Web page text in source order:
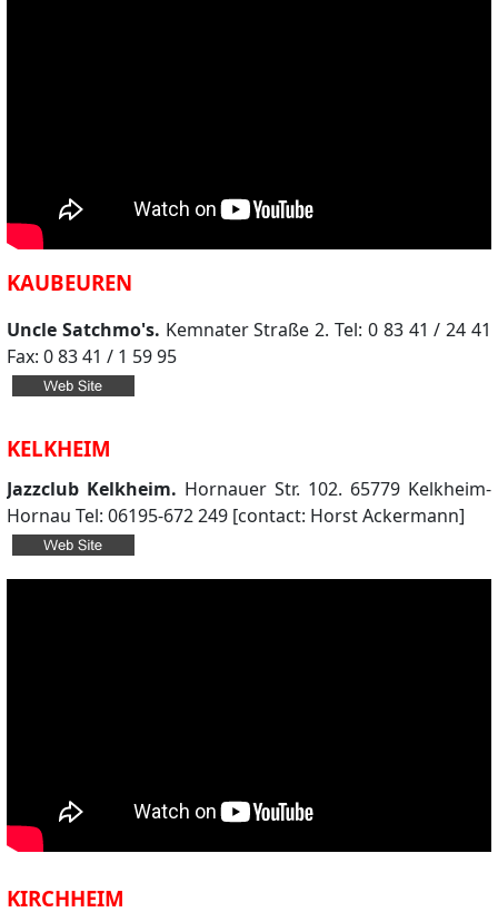
KAUBEUREN
Uncle Satchmo's. Kemnater Straße 2. Tel: 0 83 41 / 24 41
Fax: 0 83 41 / 1 59 95
KELKHEIM
Jazzclub Kelkheim. Hornauer Str. 102. 65779 Kelkheim-
Hornau Tel: 06195-672 249 [contact: Horst Ackermann]
KIRCHHEIM